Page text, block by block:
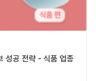
성공 전략 - 식품 업종